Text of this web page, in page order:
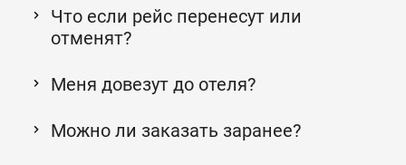
Что если рейс перенесут или
отменят?
Меня довезут до отеля?
Можно ли заказать заранее?